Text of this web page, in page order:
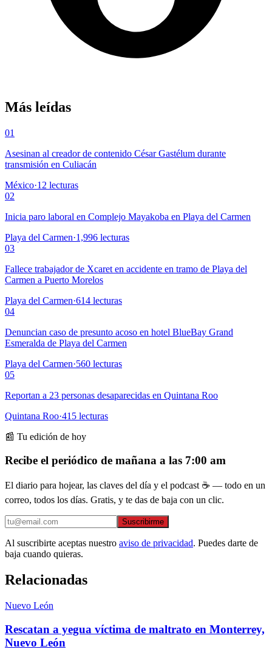
Más leídas
01
Asesinan al creador de contenido César Gastélum durante
transmisión en Culiacán
México·12 lecturas
02
Inicia paro laboral en Complejo Mayakoba en Playa del Carmen
Playa del Carmen·1,996 lecturas
03
Fallece trabajador de Xcaret en accidente en tramo de Playa del
Carmen a Puerto Morelos
Playa del Carmen·614 lecturas
04
Denuncian caso de presunto acoso en hotel BlueBay Grand
Esmeralda de Playa del Carmen
Playa del Carmen·560 lecturas
05
Reportan a 23 personas desaparecidas en Quintana Roo
Quintana Roo·415 lecturas
📰 Tu edición de hoy
Recibe el periódico de mañana a las 7:00 am
El diario para hojear, las claves del día y el podcast ☕ — todo en un
correo, todos los días. Gratis, y te das de baja con un clic.
Suscribirme
Al suscribirte aceptas nuestro aviso de privacidad. Puedes darte de
baja cuando quieras.
Relacionadas
Nuevo León
Rescatan a yegua víctima de maltrato en Monterrey,
Nuevo León